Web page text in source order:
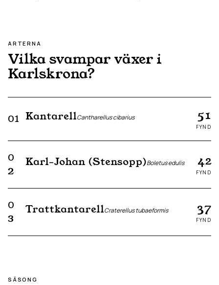
ARTERNA
Vilka svampar växer i
Karlskrona?
01 KantarellCantharellus cibarius 51
FYND
0
2
Karl-Johan (Stensopp)Boletus edulis 42
FYND
0
3
TrattkantarellCraterellus tubaeformis 37
FYND
SÄSONG